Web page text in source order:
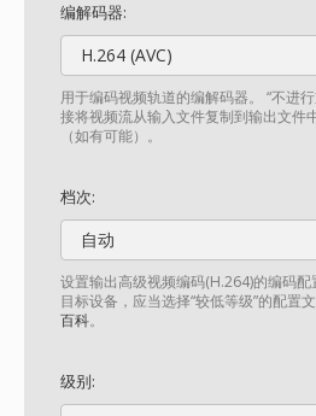
编解码器:
H.264 (AVC)
用于编码视频轨道的编解码器。 “不进
接将视频流从输入文件复制到输出文件
（如有可能）。
档次:
自动
设置输出高级视频编码(H.264)的编码
目标设备，应当选择“较低等级”的配置
百科。
级别: